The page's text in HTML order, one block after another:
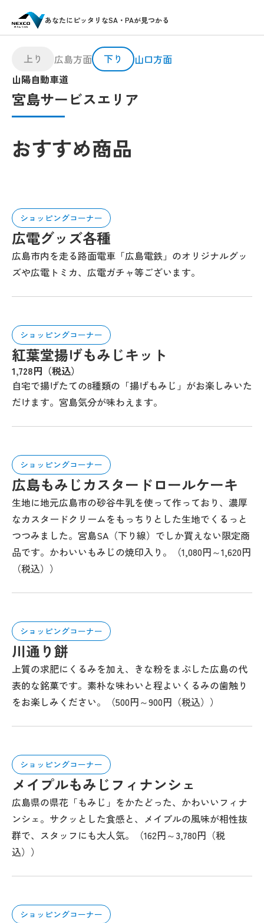
あなたにピッタリなSA・PAが見つかる
山陽自動車道
宮島サービスエリア
上り 広島方面 下り 山口方面
おすすめ商品
ショッピングコーナー
広電グッズ各種
広島市内を走る路面電車「広島電鉄」のオリジナルグッ
ズや広電トミカ、広電ガチャ等ございます。
ショッピングコーナー
紅葉堂揚げもみじキット
1,728円（税込）
自宅で揚げたての8種類の「揚げもみじ」がお楽しみいた
だけます。宮島気分が味わえます。
ショッピングコーナー
広島もみじカスタードロールケーキ
生地に地元広島市の砂谷牛乳を使って作っており、濃厚
なカスタードクリームをもっちりとした生地でくるっと
つつみました。宮島SA（下り線）でしか買えない限定商
品です。かわいいもみじの焼印入り。（1,080円～1,620円
（税込））
ショッピングコーナー
川通り餅
上質の求肥にくるみを加え、きな粉をまぶした広島の代
表的な銘菓です。素朴な味わいと程よいくるみの歯触り
をお楽しみください。（500円～900円（税込））
ショッピングコーナー
メイプルもみじフィナンシェ
広島県の県花「もみじ」をかたどった、かわいいフィナ
ンシェ。サクッとした食感と、メイプルの風味が相性抜
群で、スタッフにも大人気。（162円～3,780円（税
込））
ショッピングコーナー